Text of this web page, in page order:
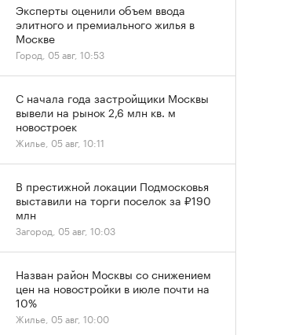
Эксперты оценили объем ввода
элитного и премиального жилья в
Москве
Город, 05 авг, 10:53
С начала года застройщики Москвы
вывели на рынок 2,6 млн кв. м
новостроек
Жилье, 05 авг, 10:11
В престижной локации Подмосковья
выставили на торги поселок за ₽190
млн
Загород, 05 авг, 10:03
Назван район Москвы со снижением
цен на новостройки в июле почти на
10%
Жилье, 05 авг, 10:00